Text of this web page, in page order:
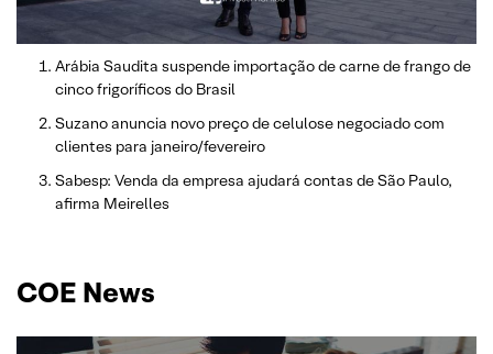
Arábia Saudita suspende importação de carne de frango de
cinco frigoríficos do Brasil
Suzano anuncia novo preço de celulose negociado com
clientes para janeiro/fevereiro
Sabesp: Venda da empresa ajudará contas de São Paulo,
afirma Meirelles
COE News